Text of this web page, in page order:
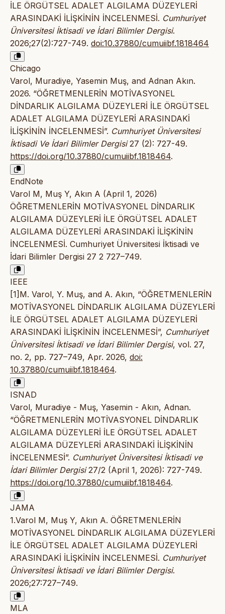
İLE ÖRGÜTSEL ADALET ALGILAMA DÜZEYLERİ
ARASINDAKİ İLİŞKİNİN İNCELENMESİ. Cumhuriyet
Üniversitesi İktisadi ve İdari Bilimler Dergisi.
2026;27(2):727-749. doi:10.37880/cumuiibf.1818464
Chicago
Varol, Muradiye, Yasemin Muş, and Adnan Akın.
2026. “ÖĞRETMENLERİN MOTİVASYONEL
DİNDARLIK ALGILAMA DÜZEYLERİ İLE ÖRGÜTSEL
ADALET ALGILAMA DÜZEYLERİ ARASINDAKİ
İLİŞKİNİN İNCELENMESİ”. Cumhuriyet Üniversitesi
İktisadi Ve İdari Bilimler Dergisi27 (2): 727-49.
https://doi.org/10.37880/cumuiibf.1818464.
EndNote
Varol M, Muş Y, Akın A (April 1, 2026)
ÖĞRETMENLERİN MOTİVASYONEL DİNDARLIK
ALGILAMA DÜZEYLERİ İLE ÖRGÜTSEL ADALET
ALGILAMA DÜZEYLERİ ARASINDAKİ İLİŞKİNİN
İNCELENMESİ. Cumhuriyet Üniversitesi İktisadi ve
İdari Bilimler Dergisi 27 2 727–749.
IEEE
[1]M. Varol, Y. Muş, and A. Akın, “ÖĞRETMENLERİN
MOTİVASYONEL DİNDARLIK ALGILAMA DÜZEYLERİ
İLE ÖRGÜTSEL ADALET ALGILAMA DÜZEYLERİ
ARASINDAKİ İLİŞKİNİN İNCELENMESİ”, Cumhuriyet
Üniversitesi İktisadi ve İdari Bilimler Dergisi, vol. 27,
no. 2, pp. 727–749, Apr. 2026, doi:
10.37880/cumuiibf.1818464.
ISNAD
Varol, Muradiye - Muş, Yasemin - Akın, Adnan.
“ÖĞRETMENLERİN MOTİVASYONEL DİNDARLIK
ALGILAMA DÜZEYLERİ İLE ÖRGÜTSEL ADALET
ALGILAMA DÜZEYLERİ ARASINDAKİ İLİŞKİNİN
İNCELENMESİ”. Cumhuriyet Üniversitesi İktisadi ve
İdari Bilimler Dergisi27/2 (April 1, 2026): 727-749.
https://doi.org/10.37880/cumuiibf.1818464.
JAMA
1.Varol M, Muş Y, Akın A. ÖĞRETMENLERİN
MOTİVASYONEL DİNDARLIK ALGILAMA DÜZEYLERİ
İLE ÖRGÜTSEL ADALET ALGILAMA DÜZEYLERİ
ARASINDAKİ İLİŞKİNİN İNCELENMESİ. Cumhuriyet
Üniversitesi İktisadi ve İdari Bilimler Dergisi.
2026;27:727–749.
MLA